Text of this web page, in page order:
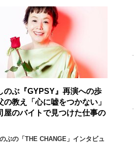
のぶ『GYPSY』再演への歩
教え「心に嘘をつかない」
屋のバイトで見つけた仕事の
ぶの「THE CHANGE」インタビュ